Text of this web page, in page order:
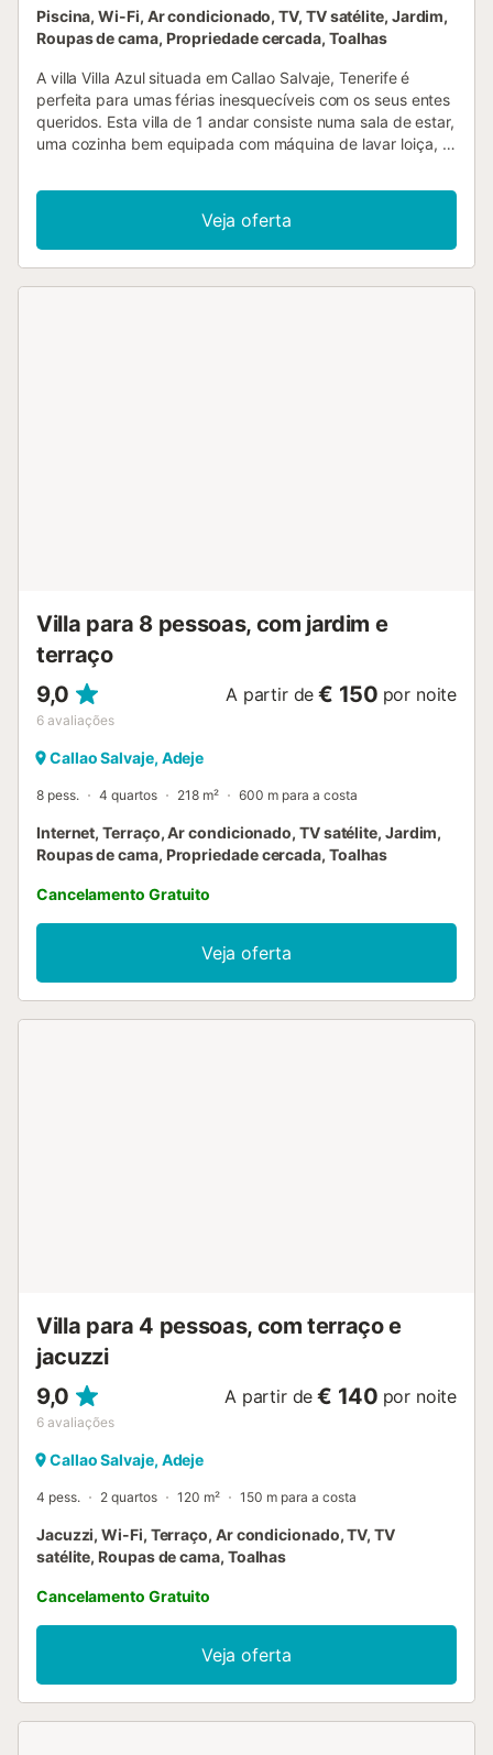
Piscina, Wi-Fi, Ar condicionado, TV, TV satélite, Jardim,
Roupas de cama, Propriedade cercada, Toalhas
A villa Villa Azul situada em Callao Salvaje, Tenerife é
perfeita para umas férias inesquecíveis com os seus entes
queridos. Esta villa de 1 andar consiste numa sala de estar,
uma cozinha bem equipada com máquina de lavar loiça, 3
pessoas. Outras comodidades incluem Wi-Fi, ar
condicionado, bem como uma máquina de lavar roupa. O
destaque desta moradia é a sua área exterior privada com
piscina aquecida, mobiliário de jardim, um terraço aberto,
Veja oferta
Villa para 8 pessoas, com jardim e
terraço
9,0
6 avaliações
A partir de € 150 por noite
Callao Salvaje, Adeje
8 pess. 4 quartos 218 m² 600 m para a costa
Internet, Terraço, Ar condicionado, TV satélite, Jardim,
Roupas de cama, Propriedade cercada, Toalhas
Cancelamento Gratuito
Veja oferta
Villa para 4 pessoas, com terraço e
jacuzzi
9,0
6 avaliações
A partir de € 140 por noite
Callao Salvaje, Adeje
4 pess. 2 quartos 120 m² 150 m para a costa
Jacuzzi, Wi-Fi, Terraço, Ar condicionado, TV, TV
satélite, Roupas de cama, Toalhas
Cancelamento Gratuito
Veja oferta